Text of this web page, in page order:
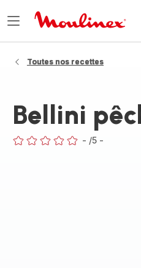
Ouvrir
Toutes nos recettes
Bellini
- /5 -